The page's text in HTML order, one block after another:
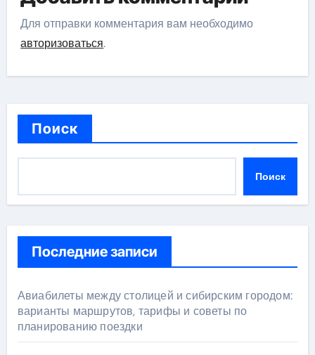
Для отправки комментария вам необходимо
авторизоваться.
Поиск
Поиск
Последние записи
Авиабилеты между столицей и сибирским городом:
варианты маршрутов, тарифы и советы по
планированию поездки